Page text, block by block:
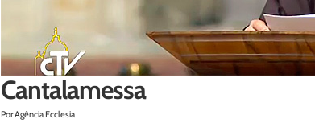
Cantalamessa
Por Agência Ecclesia